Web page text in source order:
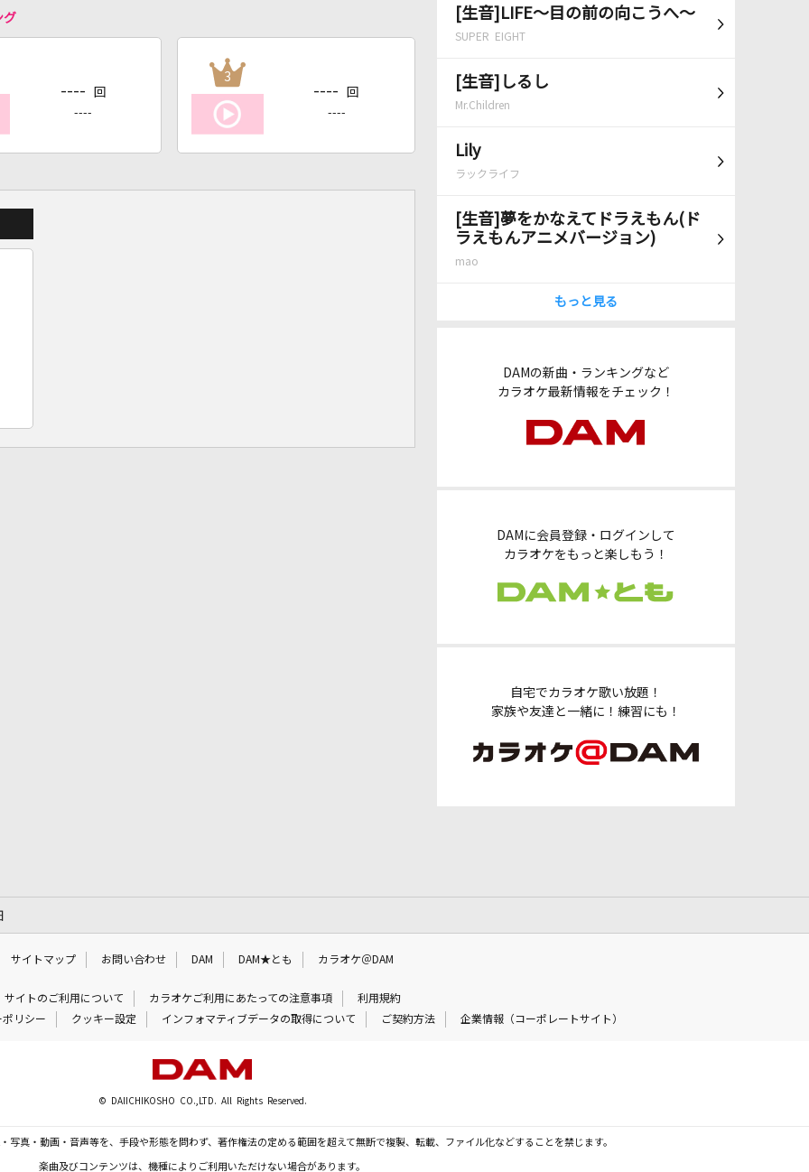
[生音]LIFE～目の前の向こうへ～
SUPER EIGHT
[生音]しるし
Mr.Children
Lily
ラックライフ
[生音]夢をかなえてドラえもん(ド
ラえもんアニメバージョン)
mao
もっと見る
DAMの新曲・ランキングなど
カラオケ最新情報をチェック！
DAMに会員登録・ログインして
カラオケをもっと楽しもう！
自宅でカラオケ歌い放題！
家族や友達と一緒に！練習にも！
グ
---- 回
----
3
---- 回
----
サイトマップ お問い合わせ DAM DAM★とも カラオケ＠DAM
サイトのご利用について カラオケご利用にあたっての注意事項
利用規約
リシー
クッキー設定 インフォマティブデータの取得について ご契約方法 企業情報（コーポレートサイト）
© DAIICHIKOSHO CO.,LTD. All Rights Reserved.
写真・動画・音声等を、手段や形態を問わず、著作権法の定める範囲を超えて無断で複製、転載、ファイル化などすることを禁じます。
楽曲及びコンテンツは、機種によりご利用いただけない場合があります。